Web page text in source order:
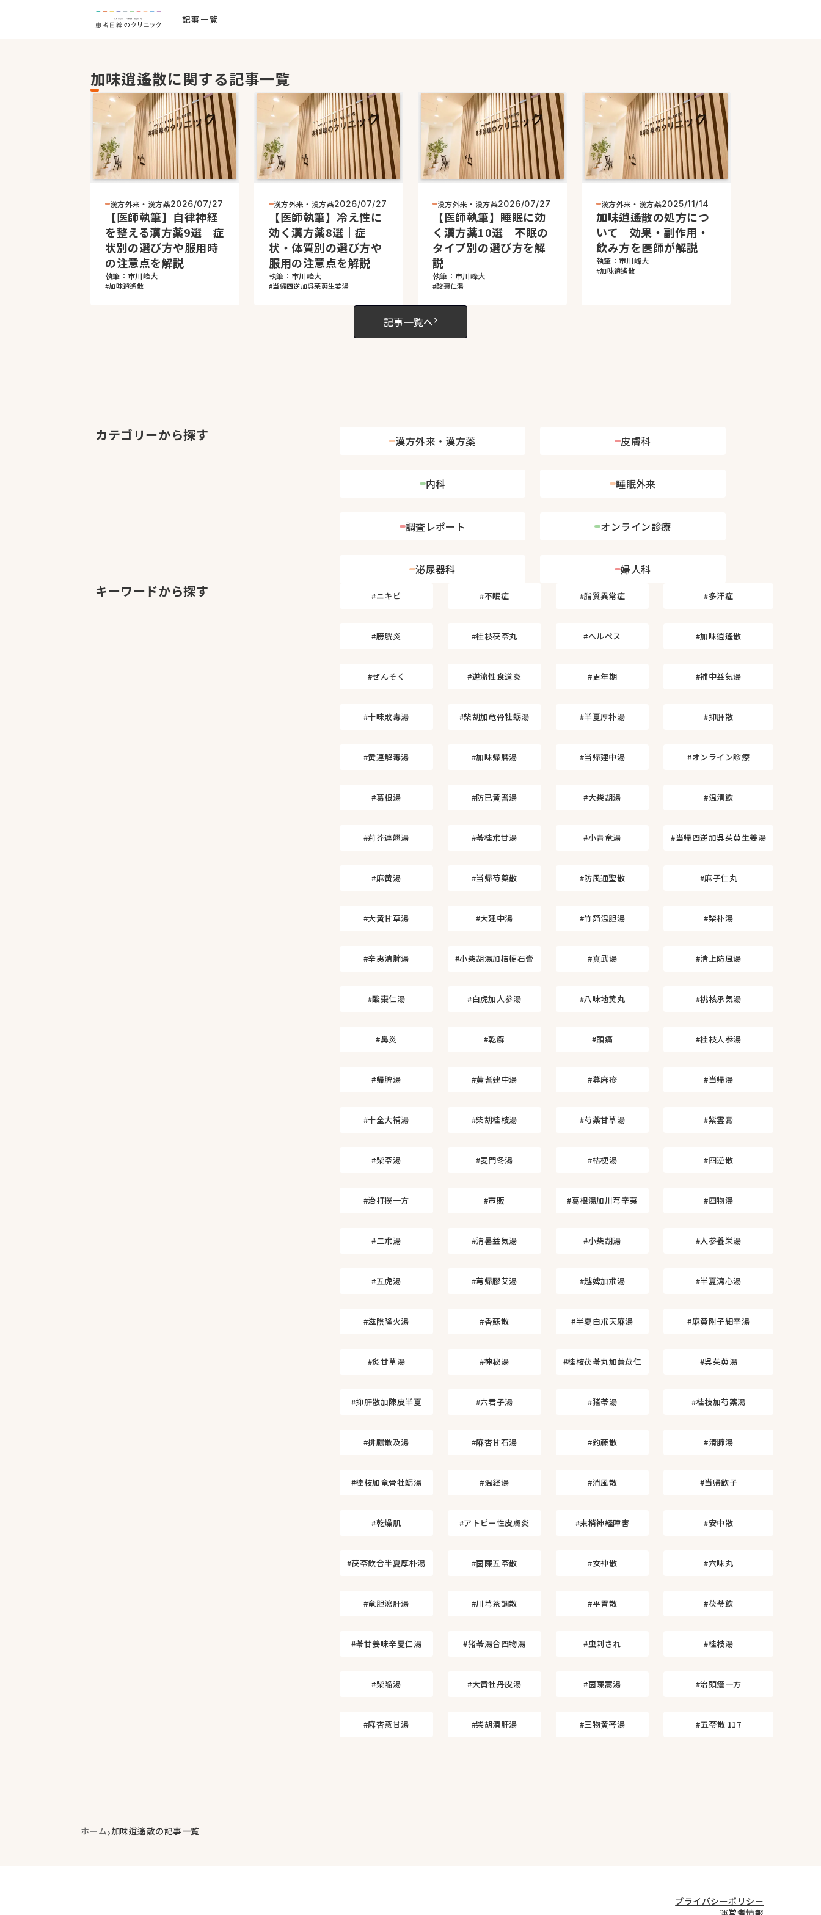
記事一覧
加味逍遙散に関する記事一覧
漢方外来・漢方薬2026/07/27
【医師執筆】自律神経
を整える漢方薬9選｜症
状別の選び方や服用時
の注意点を解説
執筆：市川峰大
#加味逍遙散
漢方外来・漢方薬2026/07/27
【医師執筆】冷え性に
効く漢方薬8選｜症
状・体質別の選び方や
服用の注意点を解説
執筆：市川峰大
#当帰四逆加呉茱萸生姜湯
漢方外来・漢方薬2026/07/27
【医師執筆】睡眠に効
く漢方薬10選｜不眠の
タイプ別の選び方を解
説
執筆：市川峰大
#酸棗仁湯
漢方外来・漢方薬2025/11/14
加味逍遙散の処方につ
いて｜効果・副作用・
飲み方を医師が解説
執筆：市川峰大
#加味逍遙散
記事一覧へ›
カテゴリーから探す 漢方外来・漢方薬 皮膚科
内科 睡眠外来
調査レポート オンライン診療
泌尿器科 婦人科
キーワードから探す #ニキビ #不眠症 #脂質異常症 #多汗症
#膀胱炎 #桂枝茯苓丸 #ヘルペス #加味逍遙散
#ぜんそく #逆流性食道炎 #更年期 #補中益気湯
#十味敗毒湯 #柴胡加竜骨牡蛎湯 #半夏厚朴湯 #抑肝散
#黄連解毒湯 #加味帰脾湯 #当帰建中湯 #オンライン診療
#葛根湯 #防已黄耆湯 #大柴胡湯 #温清飲
#荊芥連翹湯 #苓桂朮甘湯 #小青竜湯 #当帰四逆加呉茱萸生姜湯
#麻黄湯 #当帰芍薬散 #防風通聖散 #麻子仁丸
#大黄甘草湯 #大建中湯 #竹筎温胆湯 #柴朴湯
#辛夷清肺湯 #小柴胡湯加桔梗石膏 #真武湯 #清上防風湯
#酸棗仁湯 #白虎加人参湯 #八味地黄丸 #桃核承気湯
#鼻炎 #乾癬 #頭痛 #桂枝人参湯
#帰脾湯 #黄耆建中湯 #蕁麻疹 #当帰湯
#十全大補湯 #柴胡桂枝湯 #芍薬甘草湯 #紫雲膏
#柴苓湯 #麦門冬湯 #桔梗湯 #四逆散
#治打撲一方 #市販 #葛根湯加川芎辛夷 #四物湯
#二朮湯 #清暑益気湯 #小柴胡湯 #人参養栄湯
#五虎湯 #芎帰膠艾湯 #越婢加朮湯 #半夏瀉心湯
#滋陰降火湯 #香蘇散 #半夏白朮天麻湯 #麻黄附子細辛湯
#炙甘草湯 #神秘湯 #桂枝茯苓丸加薏苡仁 #呉茱萸湯
#抑肝散加陳皮半夏 #六君子湯 #猪苓湯 #桂枝加芍薬湯
#排膿散及湯 #麻杏甘石湯 #釣藤散 #清肺湯
#桂枝加竜骨牡蛎湯 #温経湯 #消風散 #当帰飲子
#乾燥肌 #アトピー性皮膚炎 #末梢神経障害 #安中散
#茯苓飲合半夏厚朴湯 #茵蔯五苓散 #女神散 #六味丸
#竜胆瀉肝湯 #川芎茶調散 #平胃散 #茯苓飲
#苓甘姜味辛夏仁湯 #猪苓湯合四物湯 #虫刺され #桂枝湯
#柴陥湯 #大黄牡丹皮湯 #茵蔯蒿湯 #治頭瘡一方
#麻杏薏甘湯 #柴胡清肝湯 #三物黄芩湯 #五苓散 117
ホーム›加味逍遙散の記事一覧
プライバシーポリシー